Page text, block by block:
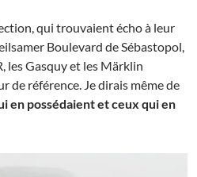
qui trouvaient écho à leur
Boulevard de Sébastopol,
les Gasquy et les Märklin
de référence. Je dirais même de
en possédaient et ceux qui en